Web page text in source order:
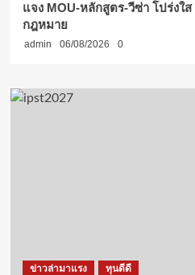
แจง MOU-หลักสูตร-วีซ่า โปร่งใ
กฎหมาย
admin 06/08/2026 0
ข่าวล่ามาแรง ทุนดีดี